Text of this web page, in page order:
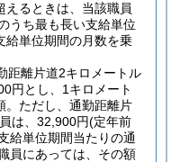
るときは、当該職員
うち最も長い支給単位
給単位期間の月数を乗
離片道2キロメートル
円とし、1キロメート
ただし、通勤距離片
は、32,900円(定年前
給単位期間当たりの通
員にあっては、その額